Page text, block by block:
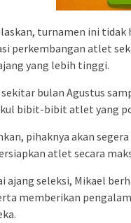
turnamen ini
perkembangan atlet
yang lebih tinggi.
bulan Agustus
bibit-bibit atlet yang
pihaknya akan
atlet secara
ajang seleksi, Mikael
memberikan